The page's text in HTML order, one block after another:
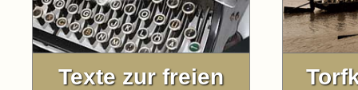
Texte zur freien